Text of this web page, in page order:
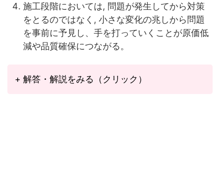
施工段階においては, 問題が発生してから対策
をとるのではなく, 小さな変化の兆しから問題
を事前に予見し、手を打っていくことが原価低
減や品質確保につながる。
+ 解答・解説をみる（クリック）